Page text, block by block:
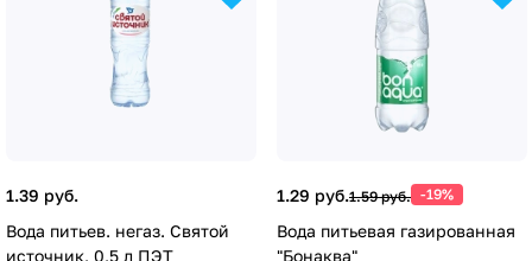
1.39 руб.
Вода питьев. негаз. Святой
источник, 0,5 л ПЭТ
1.29 руб.1.59 руб. -19%
Вода питьевая газированная
"Бонаква"